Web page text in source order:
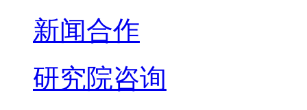
新闻合作
研究院咨询